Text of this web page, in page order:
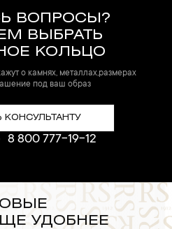
ВОПРОСЫ?
ВЫБРАТЬ
КОЛЬЦО
о камнях, металлах,размерах
под ваш образ
КОНСУЛЬТАНТУ
8 800 777-19-12
УДОБНЕЕ